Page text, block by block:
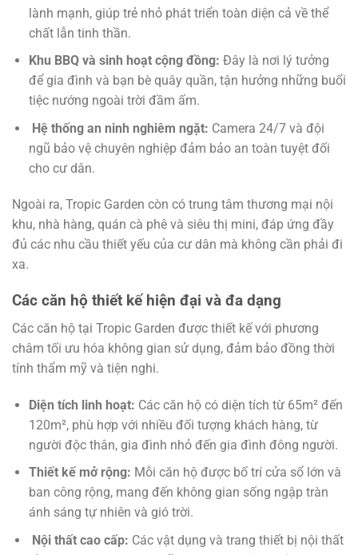
lành mạnh, giúp trẻ nhỏ phát triển toàn diện cả về thể
chất lẫn tinh thần.
Khu BBQ và sinh hoạt cộng đồng: Đây là nơi lý tưởng
để gia đình và bạn bè quây quần, tận hưởng những buổi
tiệc nướng ngoài trời đầm ấm.
Hệ thống an ninh nghiêm ngặt: Camera 24/7 và đội
ngũ bảo vệ chuyên nghiệp đảm bảo an toàn tuyệt đối
cho cư dân.
Ngoài ra, Tropic Garden còn có trung tâm thương mại nội
khu, nhà hàng, quán cà phê và siêu thị mini, đáp ứng đầy
đủ các nhu cầu thiết yếu của cư dân mà không cần phải đi
xa.
Các căn hộ thiết kế hiện đại và đa dạng
Các căn hộ tại Tropic Garden được thiết kế với phương
châm tối ưu hóa không gian sử dụng, đảm bảo đồng thời
tính thẩm mỹ và tiện nghi.
Diện tích linh hoạt: Các căn hộ có diện tích từ 65m² đến
120m², phù hợp với nhiều đối tượng khách hàng, từ
người độc thân, gia đình nhỏ đến gia đình đông người.
Thiết kế mở rộng: Mỗi căn hộ được bố trí cửa sổ lớn và
ban công rộng, mang đến không gian sống ngập tràn
ánh sáng tự nhiên và gió trời.
Nội thất cao cấp: Các vật dụng và trang thiết bị nội thất